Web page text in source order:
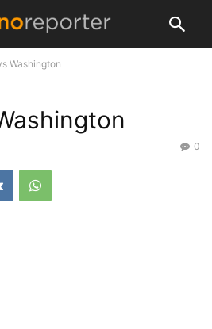
Washington
0